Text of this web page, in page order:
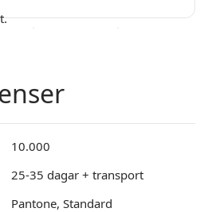
10.000
25-35 dagar + transport
Pantone, Standard